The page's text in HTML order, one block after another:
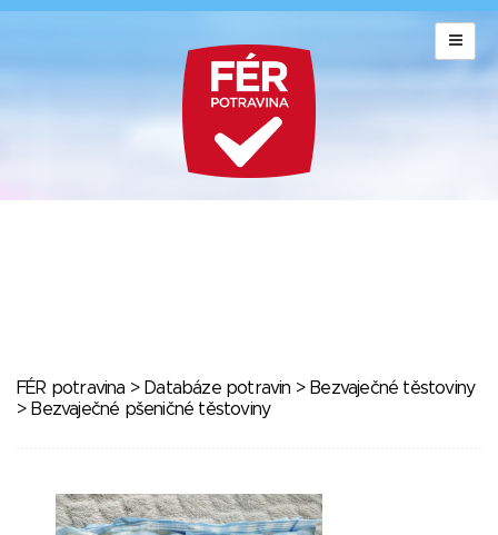
FÉR potravina > Databáze potravin > Bezvaječné těstoviny
> Bezvaječné pšeničné těstoviny